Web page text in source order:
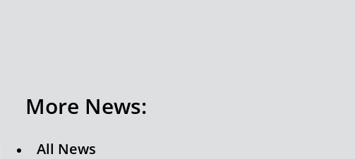
More News:
All News